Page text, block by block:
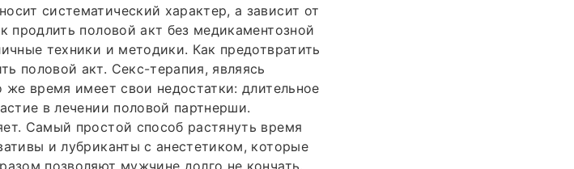
систематический характер, а зависит от
продлить половой акт без медикаментозной
техники и методики. Как предотвратить
половой акт. Секс-терапия, являясь
время имеет свои недостатки: длительное
в лечении половой партнерши.
Самый простой способ растянуть время
и лубриканты с анестетиком, которые
позволяют мужчине долго не кончать.